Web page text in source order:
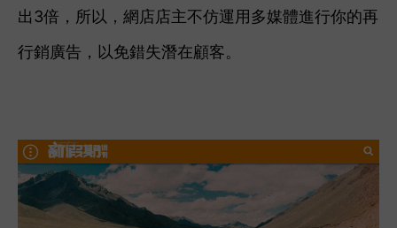
出3倍，所以，網店店主不仿運用多媒體進行你的再
行銷廣告，以免錯失潛在顧客。